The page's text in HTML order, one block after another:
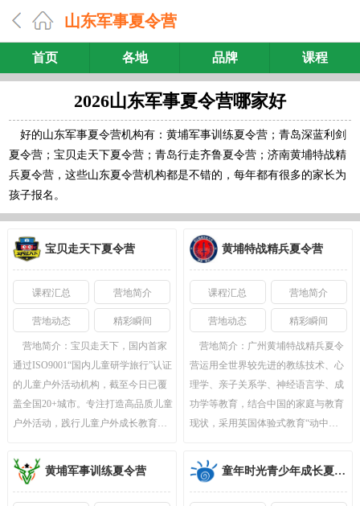
山东军事夏令营
首页 各地 品牌 课程
2026山东军事夏令营哪家好
好的山东军事夏令营机构有：黄埔军事训练夏令营；青岛深蓝利剑
夏令营；宝贝走天下夏令营；青岛行走齐鲁夏令营；济南黄埔特战精
兵夏令营，这些山东夏令营机构都是不错的，每年都有很多的家长为
孩子报名。
宝贝走天下夏令营
课程汇总 营地简介
营地动态 精彩瞬间
营地简介：宝贝走天下，国内首家
通过ISO9001“国内儿童研学旅行”认证
的儿童户外活动机构，截至今日已覆
盖全国20+城市。专注打造高品质儿童
户外活动，践行儿童户外成长教育。
黄埔特战精兵夏令营
课程汇总 营地简介
营地动态 精彩瞬间
营地简介： 广州黄埔特战精兵夏令
营运用全世界较先进的教练技术、心
理学、亲子关系学、神经语言学、成
功学等教育，结合中国的家庭与教育
现状，采用英国体验式教育“动中
黄埔军事训练夏令营 童年时光青少年成长夏令营